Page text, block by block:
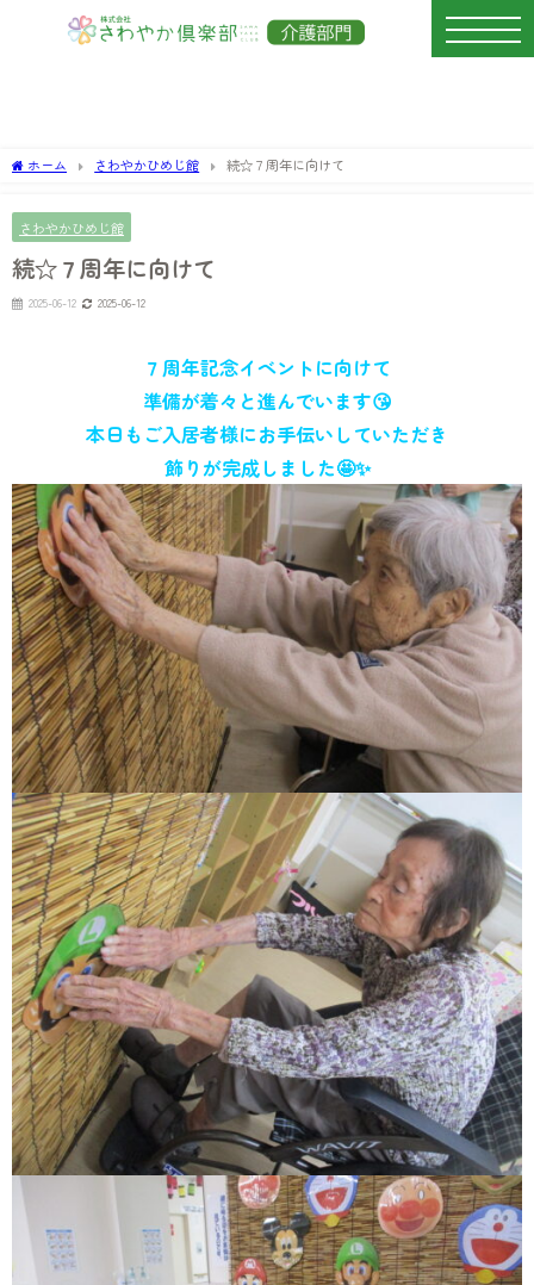
ホーム さわやかひめじ館 続☆７周年に向けて
さわやかひめじ館
続☆７周年に向けて
2025-06-12 2025-06-12
７周年記念イベントに向けて
準備が着々と進んでいます😘
本日もご入居者様にお手伝いしていただき
飾りが完成しました🤩✨